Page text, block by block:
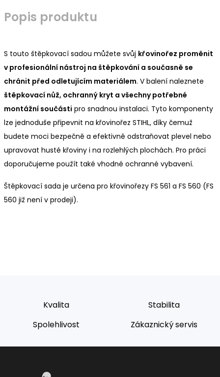
Popis produktu
S touto štěpkovací sadou můžete svůj křovinořez proměnit
v profesionální nástroj na štěpkování a současně se
chránit před odletujícím materiálem. V balení naleznete
štěpkovací nůž, ochranný kryt a všechny potřebné
montážní součásti pro snadnou instalaci. Tyto komponenty
lze jednoduše připevnit na křovinořez STIHL, díky čemuž
budete moci bezpečně a efektivně odstraňovat plevel nebo
upravovat husté křoviny i na rozlehlých plochách. Pro práci
doporučujeme použít také vhodné ochranné vybavení.
Štěpkovací sada je určena pro křovinořezy FS 561 a FS 560 (FS
560 již není v prodeji).
Kvalita
Stabilita
Spolehlivost
Zákaznický servis